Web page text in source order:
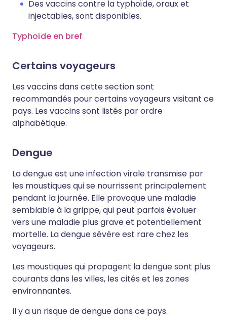
Des vaccins contre la typhoïde, oraux et
injectables, sont disponibles.
Typhoïde en bref
Certains voyageurs
Les vaccins dans cette section sont
recommandés pour certains voyageurs visitant ce
pays. Les vaccins sont listés par ordre
alphabétique.
Dengue
La dengue est une infection virale transmise par
les moustiques qui se nourrissent principalement
pendant la journée. Elle provoque une maladie
semblable à la grippe, qui peut parfois évoluer
vers une maladie plus grave et potentiellement
mortelle. La dengue sévère est rare chez les
voyageurs.
Les moustiques qui propagent la dengue sont plus
courants dans les villes, les cités et les zones
environnantes.
Il y a un risque de dengue dans ce pays.